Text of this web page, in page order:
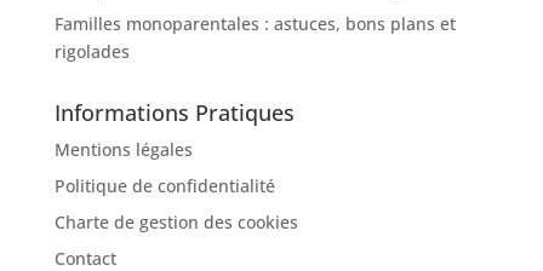
Familles monoparentales : astuces, bons plans et
rigolades
Informations Pratiques
Mentions légales
Politique de confidentialité
Charte de gestion des cookies
Contact